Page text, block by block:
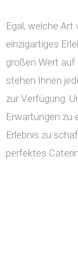
Egal, welche Art
einzigartiges
großen Wert auf
stehen Ihnen
zur Verfügung.
Erwartungen zu
Erlebnis zu
perfektes